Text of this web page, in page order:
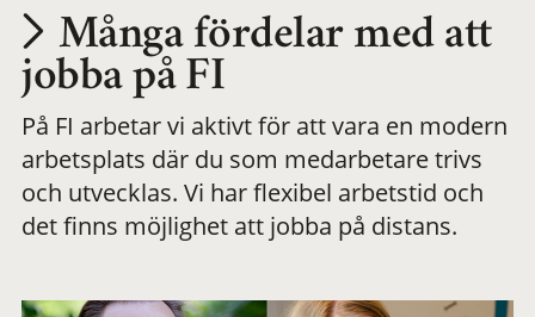
Utvecklas på en
meningsfull och
flexibel
Många fördelar med att
jobba på FI
På FI arbetar vi aktivt för att vara en modern
arbetsplats där du som medarbetare trivs
och utvecklas. Vi har flexibel arbetstid och
det finns möjlighet att jobba på distans.